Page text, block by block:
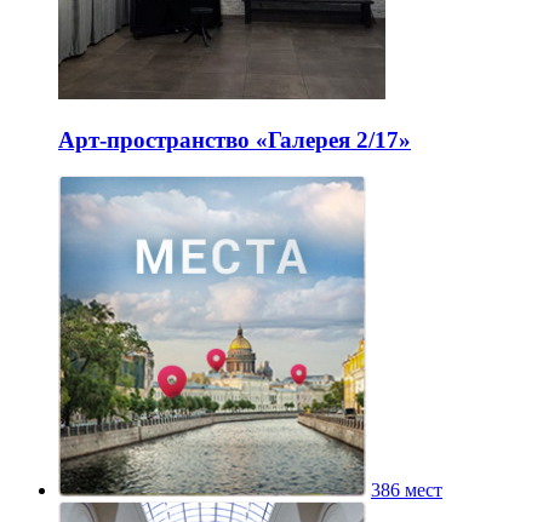
Арт-пространство «Галерея 2/17»
386 мест